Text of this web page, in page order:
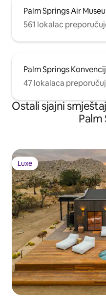
Palm Springs Air
561 lokalac
Palm Springs
47 lokalaca
Ostali sjajni
Palm
Luxe
Luxe